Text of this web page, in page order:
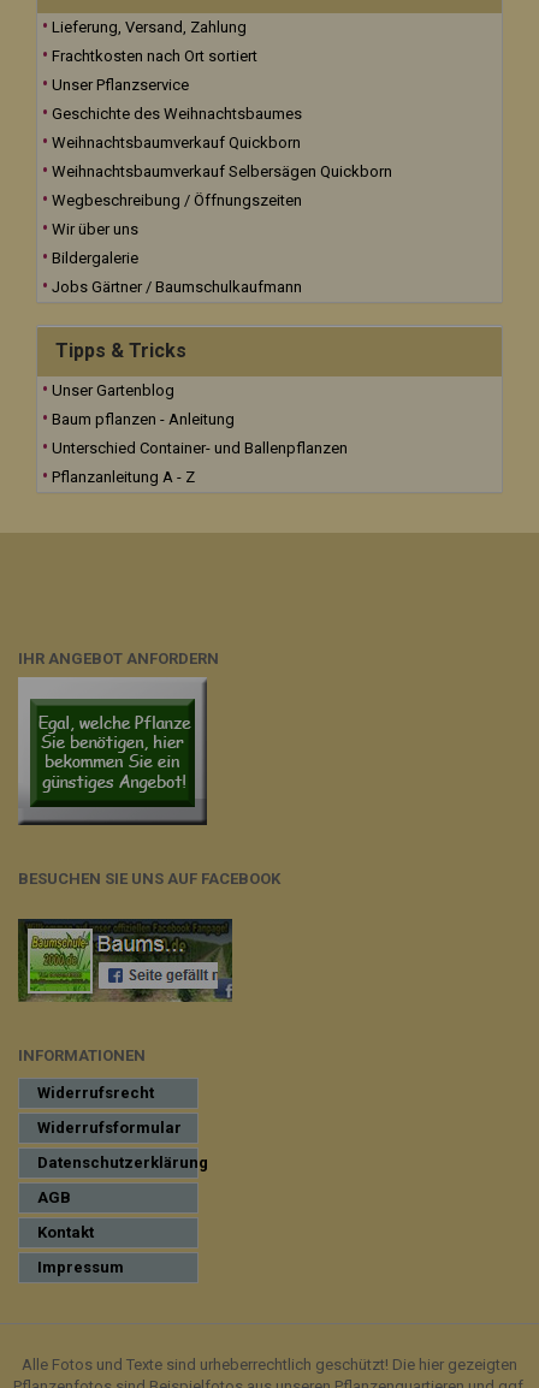
Lieferung, Versand, Zahlung
Frachtkosten nach Ort sortiert
Unser Pflanzservice
Geschichte des Weihnachtsbaumes
Weihnachtsbaumverkauf Quickborn
Weihnachtsbaumverkauf Selbersägen Quickborn
Wegbeschreibung / Öffnungszeiten
Wir über uns
Bildergalerie
Jobs Gärtner / Baumschulkaufmann
Tipps & Tricks
Unser Gartenblog
Baum pflanzen - Anleitung
Unterschied Container- und Ballenpflanzen
Pflanzanleitung A - Z
IHR ANGEBOT ANFORDERN
BESUCHEN SIE UNS AUF FACEBOOK
INFORMATIONEN
Widerrufsrecht
Widerrufsformular
Datenschutzerklärung
AGB
Kontakt
Impressum
Alle Fotos und Texte sind urheberrechtlich geschützt! Die hier gezeigten